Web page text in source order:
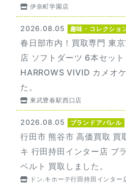
伊奈町学園店
2026.08.05 趣味・コレクショ
春日部市内！買取専門 東
店 ソフトダーツ 6本セッ
HARROWS VIVID カメオ
た。
東武豊春駅西口店
2026.08.05 ブランドアパレル
行田市 熊谷市 高価買取 買
キ 行田持田インター店 ブ
ベルト 買取しました。
ドン.キホーテ行田持田インター